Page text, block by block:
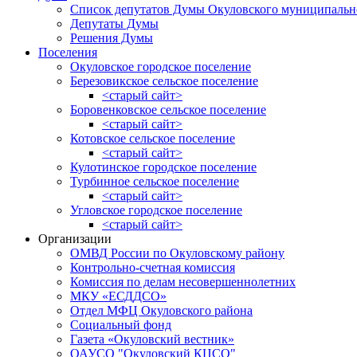
Список депутатов Думы Окуловского
Депутаты Думы
Решения Думы
Поселения
Окуловское городское поселение
Березовикское сельское поселение
<старый сайт>
Боровенковское сельское поселение
<старый сайт>
Котовское сельское поселение
<старый сайт>
Кулотинское городское поселение
Турбинное сельское поселение
<старый сайт>
Угловское городское поселение
<старый сайт>
Организации
ОМВД России по Окуловскому району
Контрольно-счетная комиссия
Комиссия по делам несовершеннолетних
МКУ «ЕСДДСО»
Отдел МФЦ Окуловского района
Социальный фонд
Газета «Окуловский вестник»
ОАУСО "Окуловский КЦСО"